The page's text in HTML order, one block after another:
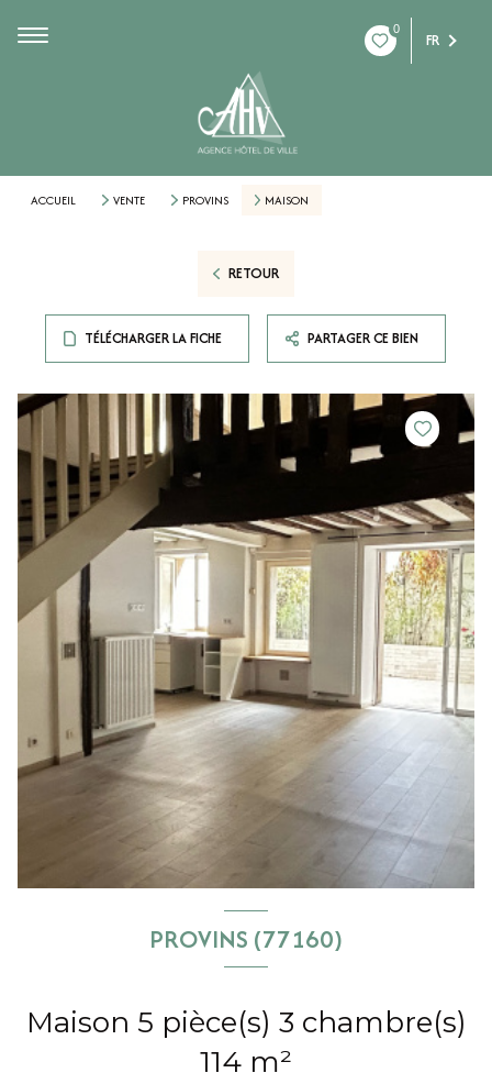
0
FR
ACCUEIL VENTE PROVINS MAISON
RETOUR
TÉLÉCHARGER LA FICHE PARTAGER CE BIEN
PROVINS (77160)
Maison 5 pièce(s) 3 chambre(s)
114 m²